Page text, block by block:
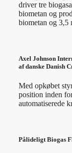
driver tre
biometan og
biometan og
Axel Johnson
af danske Danish
Med opkøbet
position inden
automatiserede
Pålideligt Biogas